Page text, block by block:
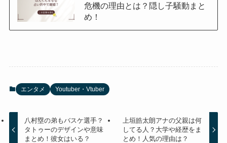
危機の理由とは？隠し子騒動まと
め！
エンタメ Youtuber・Vtuber
八村塁の弟もバスケ選手？
タトゥーのデザインや意味
まとめ！彼女はいる？
上垣皓太朗アナの父親は何
してる人？大学や経歴をま
とめ！人気の理由は？